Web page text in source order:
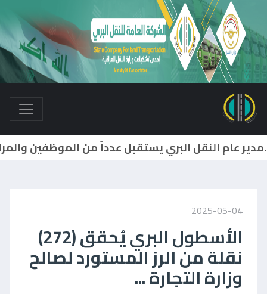
2025-05-04
الأسطول البري يُحقق (272)
نقلة من الرز المستورد لصالح
وزارة التجارة ...